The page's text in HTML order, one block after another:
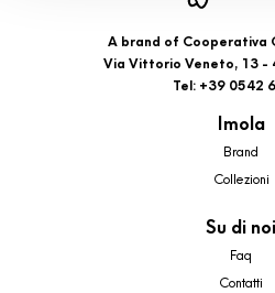
A brand of Cooperativa
Via Vittorio Veneto, 13 -
Tel: +39 0542
Imola
Brand
Collezioni
Su di noi
Faq
Contatti